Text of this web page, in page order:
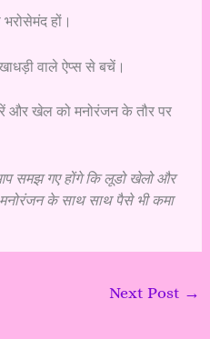
हों।
वाले ऐप्स से बचें।
और खेल को मनोरंजन के तौर पर
समझ गए होंगे कि लूडो खेलो और
के साथ साथ पैसे भी कमा
Next Post →